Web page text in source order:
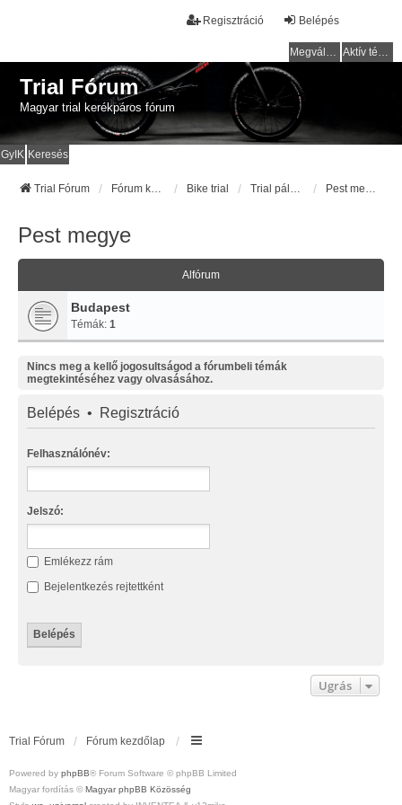
Belépés
Regisztráció
Megválaszolatlan témák Aktív témák
Trial Fórum
Magyar trial kerékpáros fórum
GyIK Keresés
Trial Fórum Bike trial
Pest megye
Alfórum
Budapest
Témák: 1
Nincs meg a kellő jogosultságod a fórumbeli témák
megtekintéséhez vagy olvasásához.
Belépés • Regisztráció
Felhasználónév:
Jelszó:
Emlékezz rám
Bejelentkezés rejtettként
Ugrás
Trial Fórum Fórum kezdőlap
Powered by phpBB® Forum Software © phpBB Limited
Magyar fordítás © Magyar phpBB Közösség